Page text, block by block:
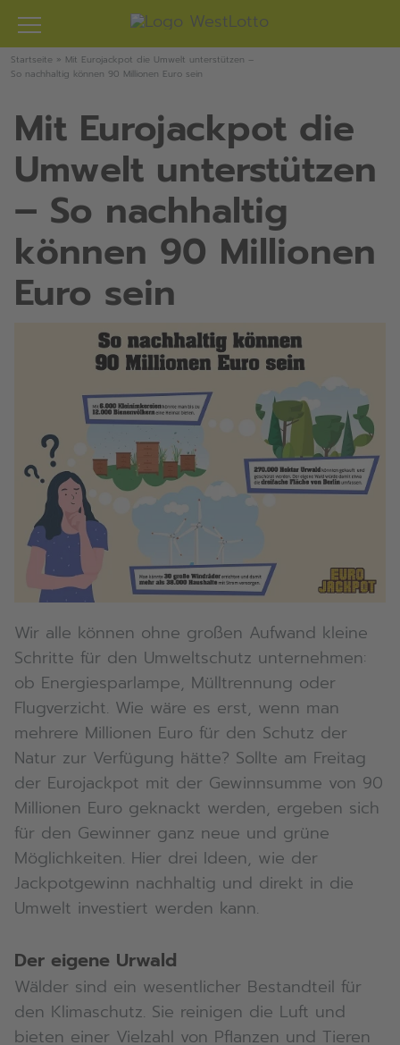
Zum
Inhalt
springen
Startseite » Mit Eurojackpot die Umwelt unterstützen –
So nachhaltig können 90 Millionen Euro sein
Mit Eurojackpot die
Umwelt unterstützen
– So nachhaltig
können 90 Millionen
Euro sein
Wir alle können ohne großen Aufwand kleine
Schritte für den Umweltschutz unternehmen:
ob Energiesparlampe, Mülltrennung oder
Flugverzicht. Wie wäre es erst, wenn man
mehrere Millionen Euro für den Schutz der
Natur zur Verfügung hätte? Sollte am Freitag
der Eurojackpot mit der Gewinnsumme von 90
Millionen Euro geknackt werden, ergeben sich
für den Gewinner ganz neue und grüne
Möglichkeiten. Hier drei Ideen, wie der
Jackpotgewinn nachhaltig und direkt in die
Umwelt investiert werden kann.
Der eigene Urwald
Wälder sind ein wesentlicher Bestandteil für
den Klimaschutz. Sie reinigen die Luft und
bieten einer Vielzahl von Pflanzen und Tieren